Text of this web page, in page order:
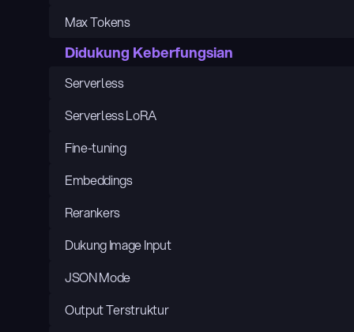
Max Tokens
Didukung Keberfungsian
Serverless
Serverless LoRA
Fine-tuning
Embeddings
Rerankers
Dukung Image Input
JSON Mode
Output Terstruktur